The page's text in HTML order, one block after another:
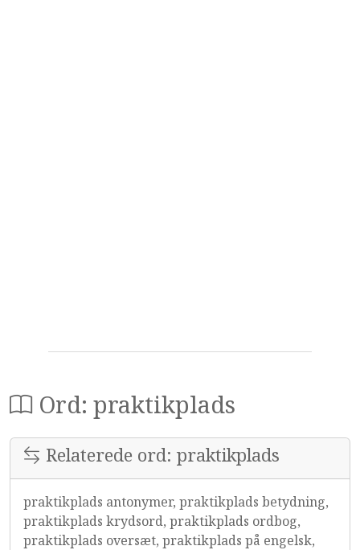
Ord: praktikplads
Relaterede ord: praktikplads
praktikplads antonymer, praktikplads betydning,
praktikplads krydsord, praktikplads ordbog,
praktikplads oversæt, praktikplads på engelsk,